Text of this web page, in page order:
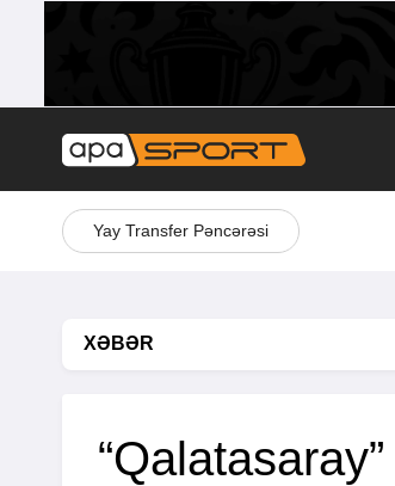
Yay Transfer Pəncərəsi
XƏBƏR